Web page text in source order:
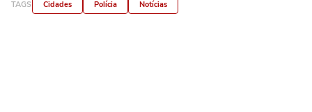
TAGS Cidades Polícia Notícias